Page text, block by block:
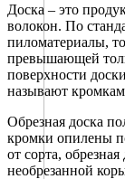
Доска – это
волокон. По
пиломатериалы,
превышающей
поверхности
называют
Обрезная доска
кромки опилены
от сорта,
необрезанной